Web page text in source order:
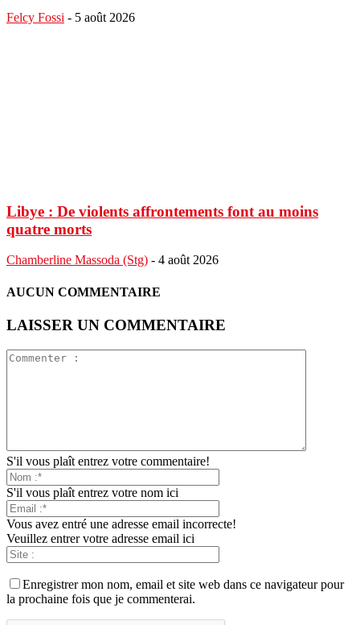
Felcy Fossi - 5 août 2026
Libye : De violents affrontements font au moins
quatre morts
Chamberline Massoda (Stg) - 4 août 2026
AUCUN COMMENTAIRE
LAISSER UN COMMENTAIRE
S'il vous plaît entrez votre commentaire!
S'il vous plaît entrez votre nom ici
Vous avez entré une adresse email incorrecte!
Veuillez entrer votre adresse email ici
Enregistrer mon nom, email et site web dans ce navigateur pour
la prochaine fois que je commenterai.